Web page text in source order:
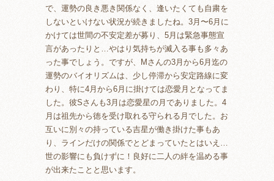
で、運勢の良き悪き関係なく、逢いたくても自粛を
しないといけない状況が続きましたね。3月〜6月に
かけては世間の不安定差が募り、5月は緊急事態宣
言があったりと…やはり気持ちが滅入る事も多々あ
った事でしょう。ですが、Mさんの3月から6月迄の
運勢のバイオリズムは、少し停滞から安定路線に変
わり、特に4月から6月に掛けては恋愛月となってま
した。彼Sさんも3月は恋愛星の月でありました。4
月は祖先から徳を受け取れる守られる月でした。お
互いに別々の持っている吉星が働き掛けた事もあ
り、ラインだけの関係でとどまっていたとはいえ…
世の影響にも負けずに！良好に二人の絆を温める事
が出来たことと思います。